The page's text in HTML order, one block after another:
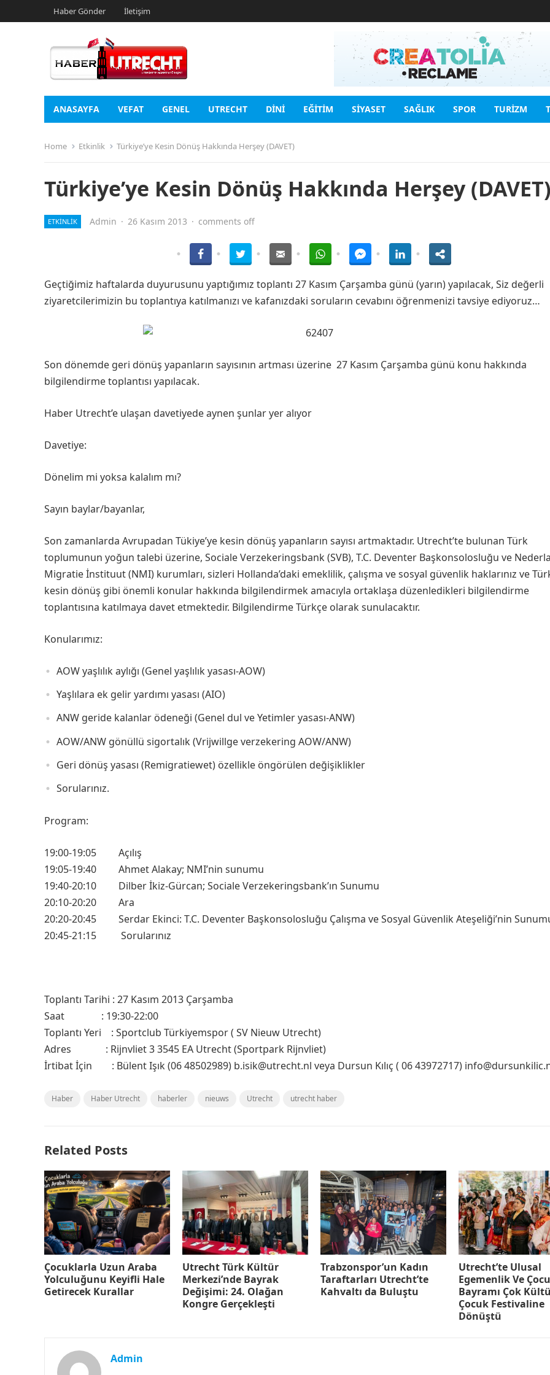
Haber Gönder İletişim
ANASAYFA VEFAT GENEL UTRECHT DINI EĞITIM SIYASET SAĞLIK SPOR TURIZM
Home Etkinlik Türkiye’ye Kesin Dönüş Hakkında Herşey (DAVET)
Türkiye’ye Kesin Dönüş Hakkında Herşey
ETKINLIK Admin · 26 Kasım 2013 · comments off
Geçtiğimiz haftalarda duyurusunu yaptığımız toplantı 27 Kasım Çarşamba günü (yarın) yapılacak, Siz değerli
ziyaretcilerimizin bu toplantıya katılmanızı ve kafanızdaki soruların cevabını öğrenmenizi tavsiye ediyoruz…
Son dönemde geri dönüş yapanların sayısının artması üzerine 27 Kasım Çarşamba günü konu hakkında
bilgilendirme toplantısı yapılacak.
Haber Utrecht’e ulaşan davetiyede aynen şunlar yer alıyor
Davetiye:
Dönelim mi yoksa kalalım mı?
Sayın baylar/bayanlar,
Son zamanlarda Avrupadan Tükiye’ye kesin dönüş yapanların sayısı artmaktadır. Utrecht’te bulunan Türk
toplumunun yoğun talebi üzerine, Sociale Verzekeringsbank (SVB), T.C. Deventer Başkonsolosluğu ve
Migratie İnstituut (NMI) kurumları, sizleri Hollanda’daki emeklilik, çalışma ve sosyal güvenlik haklarınız ve
kesin dönüş gibi önemli konular hakkında bilgilendirmek amacıyla ortaklaşa düzenledikleri bilgilendirme
toplantısına katılmaya davet etmektedir. Bilgilendirme Türkçe olarak sunulacaktır.
Konularımız:
AOW yaşlılık aylığı (Genel yaşlılık yasası-AOW)
Yaşlılara ek gelir yardımı yasası (AIO)
ANW geride kalanlar ödeneği (Genel dul ve Yetimler yasası-ANW)
AOW/ANW gönüllü sigortalık (Vrijwillge verzekering AOW/ANW)
Geri dönüş yasası (Remigratiewet) özellikle öngörülen değişiklikler
Sorularınız.
Program:
19:00-19:05 Açılış
19:05-19:40 Ahmet Alakay; NMI’nin sunumu
19:40-20:10 Dilber İkiz-Gürcan; Sociale Verzekeringsbank’ın Sunumu
20:10-20:20 Ara
20:20-20:45 Serdar Ekinci: T.C. Deventer Başkonsolosluğu Çalışma ve Sosyal Güvenlik Ateşeliği’nin
20:45-21:15 Sorularınız
Toplantı Tarihi : 27 Kasım 2013 Çarşamba
Saat : 19:30-22:00
Toplantı Yeri : Sportclub Türkiyemspor ( SV Nieuw Utrecht)
Adres : Rijnvliet 3 3545 EA Utrecht (Sportpark Rijnvliet)
İrtibat İçin : Bülent Işık (06 48502989) b.isik@utrecht.nl veya Dursun Kılıç ( 06 43972717)
Haber Haber Utrecht haberler nieuws Utrecht utrecht haber
Related Posts
Çocuklarla Uzun Araba
Yolculuğunu Keyifli Hale
Getirecek Kurallar
Utrecht Türk Kültür
Merkezi’nde Bayrak
Değişimi: 24. Olağan
Kongre Gerçekleşti
Trabzonspor’un Kadın
Taraftarları Utrecht’te
Kahvaltı da Buluştu
Utrecht’te Ulusal
Egemenlik Ve
Bayramı Çok
Çocuk Festivaline
Dönüştü
Admin